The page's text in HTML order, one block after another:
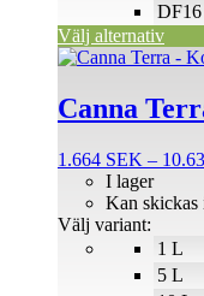
DF16
Välj alternativ
produktsidan
Canna
1.664 SEK –
1 L
5 L
I lager
Kan skickas
Välj variant:
Den
produkten
har
varianter.
olika
alternativen